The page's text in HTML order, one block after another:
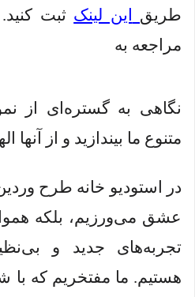
طریق
این لینک ثبت
مراجعه به
نگاهی به گستره‌ای از
متنوع ما بیندازید و از آنها
در استودیو خانه طرح
عشق می‌ورزیم، بلکه
تجربه‌های جدید و
هستیم. ما مفتخریم که